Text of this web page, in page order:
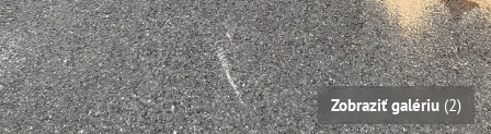
Zobraziť galériu (2)